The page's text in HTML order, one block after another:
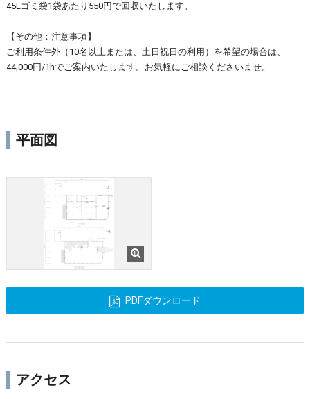
45Lゴミ袋1袋あたり550円で回収いたします。
【その他：注意事項】
ご利用条件外（10名以上または、土日祝日の利用）を希望の場合は、
44,000円/1hでご案内いたします。お気軽にご相談くださいませ。
平面図
PDFダウンロード
アクセス